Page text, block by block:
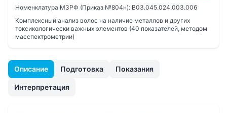
Описание Подготовка Показания
Интерпретация
Номенклатура МЗРФ (Приказ №804н): B03.045.024.003.006
Комплексный анализ волос на наличие металлов и других
токсикологически важных элементов (40 показателей, методом
масспектрометрии)